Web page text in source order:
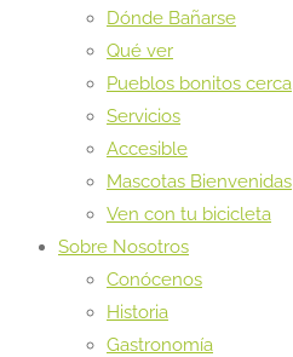
Dónde Bañarse
Qué ver
Pueblos bonitos cerca
Servicios
Accesible
Mascotas Bienvenidas
Ven con tu bicicleta
Sobre Nosotros
Conócenos
Historia
Gastronomía